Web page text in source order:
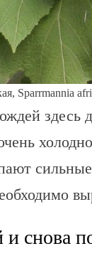
Sparrmannia
здесь
и снова